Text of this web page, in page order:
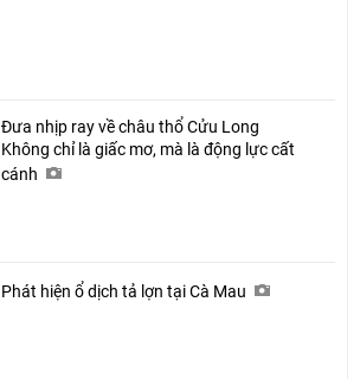
Đưa nhịp ray về châu thổ Cửu Long
Không chỉ là giấc mơ, mà là động lực cất
cánh
Phát hiện ổ dịch tả lợn tại Cà Mau